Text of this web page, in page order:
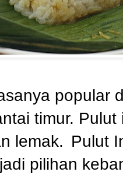
popular
timur.
lemak. Pulut
pilihan